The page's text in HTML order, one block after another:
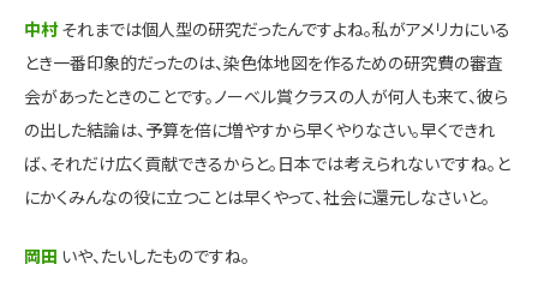
中村それまでは個人型の研究だったんですよね。私がアメリカにいる
とき一番印象的だったのは、染色体地図を作るための研究費の審査
会があったときのことです。ノーベル賞クラスの人が何人も来て、彼ら
の出した結論は、予算を倍に増やすから早くやりなさい。早くできれ
ば、それだけ広く貢献できるからと。日本では考えられないですね。と
にかくみんなの役に立つことは早くやって、社会に還元しなさいと。
岡田 いや、たいしたものですね。